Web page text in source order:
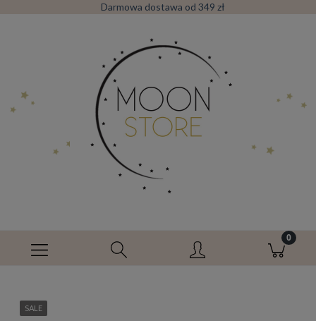
Darmowa dostawa od 349 zł
SALE